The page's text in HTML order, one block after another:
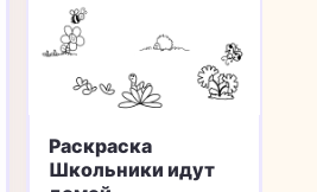
Раскраска
Школьники идут